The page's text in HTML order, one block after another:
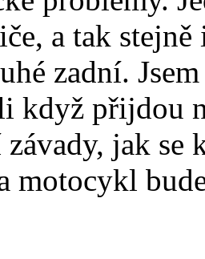
a tak
zadní.
když přijdou
závady, jak
motocykl